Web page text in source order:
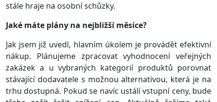
stále hraje na osobní schůzky.
Jaké máte plány na nejbližší měsíce?
Jak jsem již uvedl, hlavním úkolem je provádět efektivní
nákup. Plánujeme zpracovat vyhodnocení veřejných
zakázek a u vybraných kategorií produktů porovnat
stávající dodavatele s možnou alternativou, která je na
trhu dostupná. Pokud se navíc ustálí vstupní ceny, bude